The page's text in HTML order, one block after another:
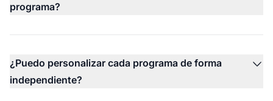
programa?
¿Puedo personalizar cada programa de forma
independiente?